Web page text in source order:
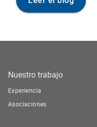
Nuestro trabajo
Experiencia
Asociaciones